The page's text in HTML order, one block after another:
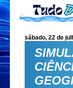
sábado, 22 de